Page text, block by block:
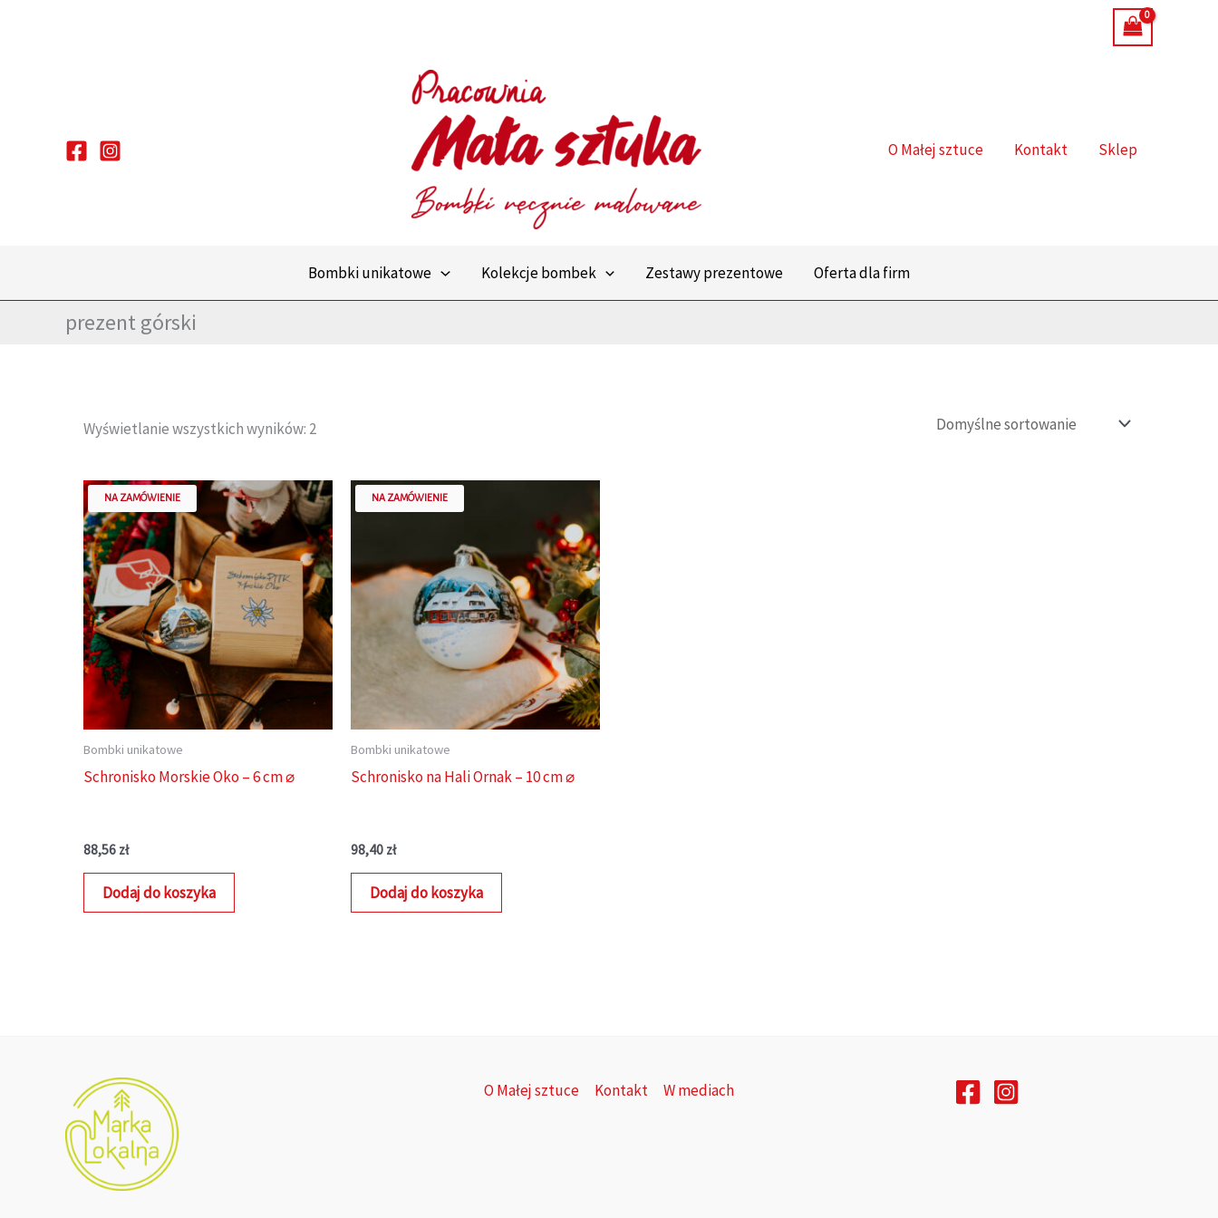
O Małej sztuce Kontakt Sklep
Bombki unikatowe Kolekcje bombek Zestawy prezentowe Oferta dla firm
prezent górski
Wyświetlanie wszystkich wyników: 2
NA ZAMÓWIENIE
Bombki unikatowe
Schronisko Morskie Oko – 6 cm ⌀
88,56 zł
Dodaj do koszyka
NA ZAMÓWIENIE
Bombki unikatowe
Schronisko na Hali Ornak – 10 cm ⌀
98,40 zł
Dodaj do koszyka
O Małej sztuce Kontakt W mediach